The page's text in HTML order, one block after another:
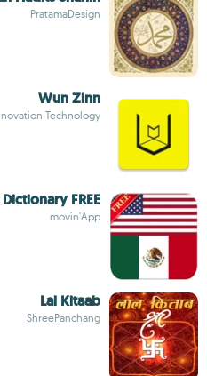
PratamaDesign
Wun Zinn
Technology
FREE
movin'App
Lal Kitaab
ShreePanchang